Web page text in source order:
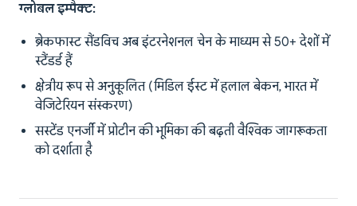
ग्लोबल इम्पैक्ट:
ब्रेकफास्ट सैंडविच अब इंटरनेशनल चेन के माध्यम से 50+ देशों में
स्टैंडर्ड हैं
क्षेत्रीय रूप से अनुकूलित (मिडिल ईस्ट में हलाल बेकन, भारत में
वेजिटेरियन संस्करण)
सस्टेंड एनर्जी में प्रोटीन की भूमिका की बढ़ती वैश्विक जागरूकता
को दर्शाता है